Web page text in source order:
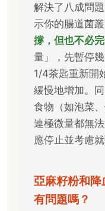
解決了八成問
示你的腸道菌
撐，但也不必完
量」，先暫停
1/4茶匙重新開
緩慢地增加。
食物（如泡菜
連極微量都無
應停止並考慮
亞麻籽粉和
有問題嗎？